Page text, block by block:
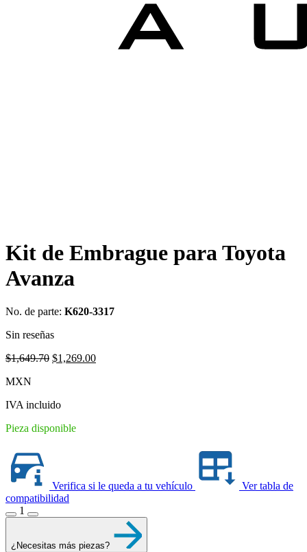
Kit de Embrague para Toyota
Avanza
No. de parte: K620-3317
Sin reseñas
$1,649.70 Original
$1,269.00Current
MXN
IVA incluido
Pieza disponible
Verifica si le queda a tu vehículo
Ver tabla de
compatibilidad
1
¿Necesitas más piezas?